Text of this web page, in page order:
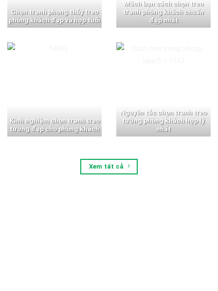
Chọn tranh phong thủy treo
phòng khách đẹp và hợp tuổi
Mách bạn cách chọn treo
tranh phòng khách chuẩn
đẹp nhất
Kinh nghiệm chọn tranh treo
tường đẹp cho phòng khách
Nguyên tắc chọn tranh treo
tường phòng khách hợp lý
nhất
Xem tất cả